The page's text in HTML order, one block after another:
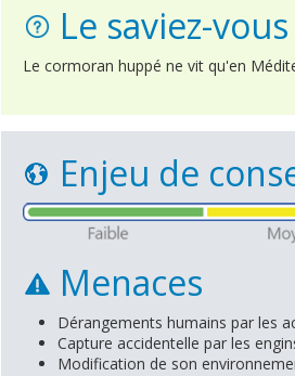
Le saviez-vous
Le cormoran huppé ne vit qu'en
Enjeu de
Menaces
Dérangements humains par les
Capture accidentelle par les
Modification de son